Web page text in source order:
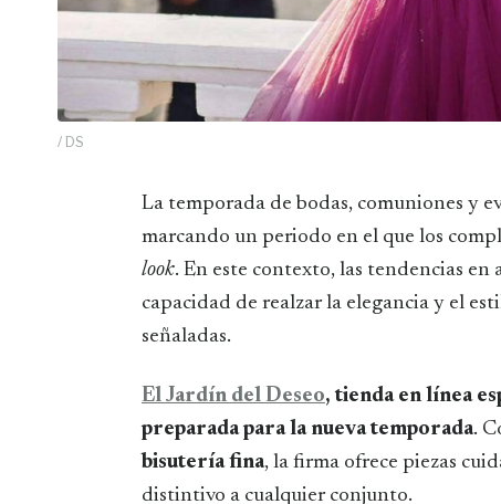
/ DS
La temporada de bodas, comuniones y eventos especiales está a punto de comenzar,
marcando un periodo en el que los
look. En este contexto, las tendencias
capacidad de realzar la elegancia y el
señaladas.
El Jardín del Deseo, tienda en línea
preparada para la nueva temporada.
bisutería fina, la firma ofrece piezas
distintivo a cualquier conjunto.